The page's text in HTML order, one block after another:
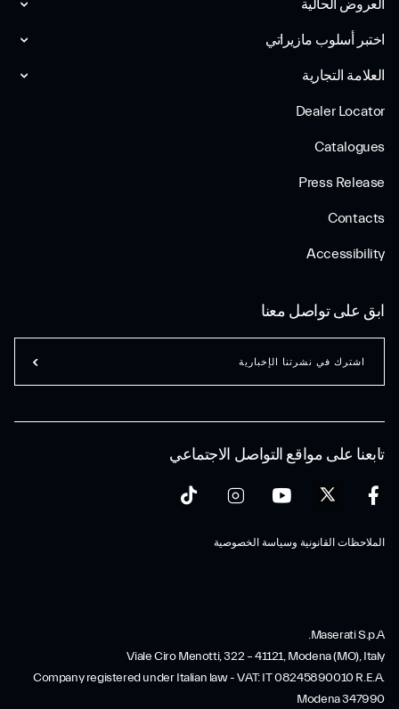
العروض الحالية
اختبر أسلوب مازیراتي
العلامة التجارية
Dealer Locator
Catalogues
Press Release
Contacts
Accessibility
تابعنا على مواقع التواصل الاجتماعي
الملاحظات القانونية وسياسة الخصوصية
ابق على تواصل معنا
اشترك في نشرتنا الإخبارية
Maserati S.p.A.
Viale Ciro Menotti, 322 – 41121, Modena (MO), Italy
Company registered under Italian law - VAT: IT 08245890010 R.E.A.
Modena 347990